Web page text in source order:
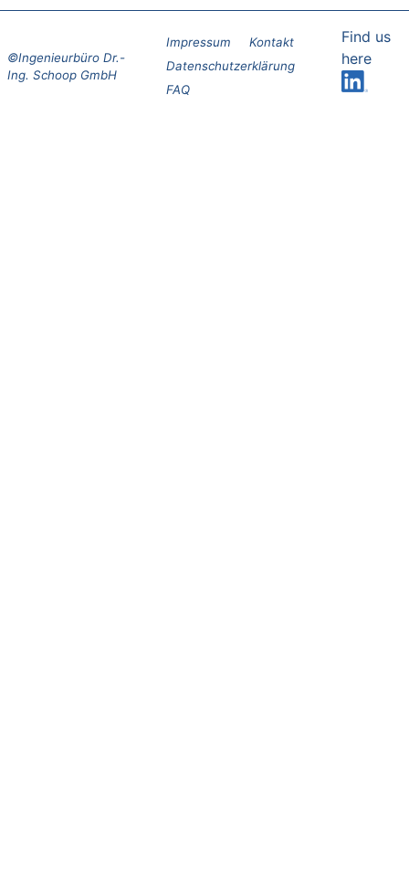
Impressum
Kontakt
Datenschutzerklärung
FAQ
Find us
here